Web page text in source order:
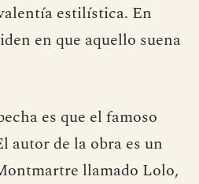
estilística. En
en que aquello suena
es que el famoso
autor de la obra es un
llamado Lolo,